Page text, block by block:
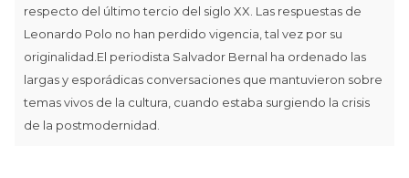
respecto del último tercio del siglo XX. Las respuestas de
Leonardo Polo no han perdido vigencia, tal vez por su
originalidad.El periodista Salvador Bernal ha ordenado las
largas y esporádicas conversaciones que mantuvieron sobre
temas vivos de la cultura, cuando estaba surgiendo la crisis
de la postmodernidad.